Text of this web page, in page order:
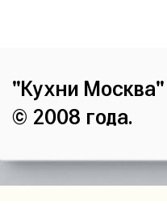
"Кухни Москва"
© 2008 года.